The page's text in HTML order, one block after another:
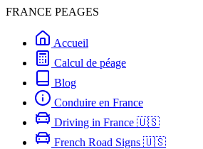
FRANCE PEAGES
Accueil
Calcul de péage
Blog
Conduire en France
Driving in France 🇺🇸
French Road Signs 🇺🇸